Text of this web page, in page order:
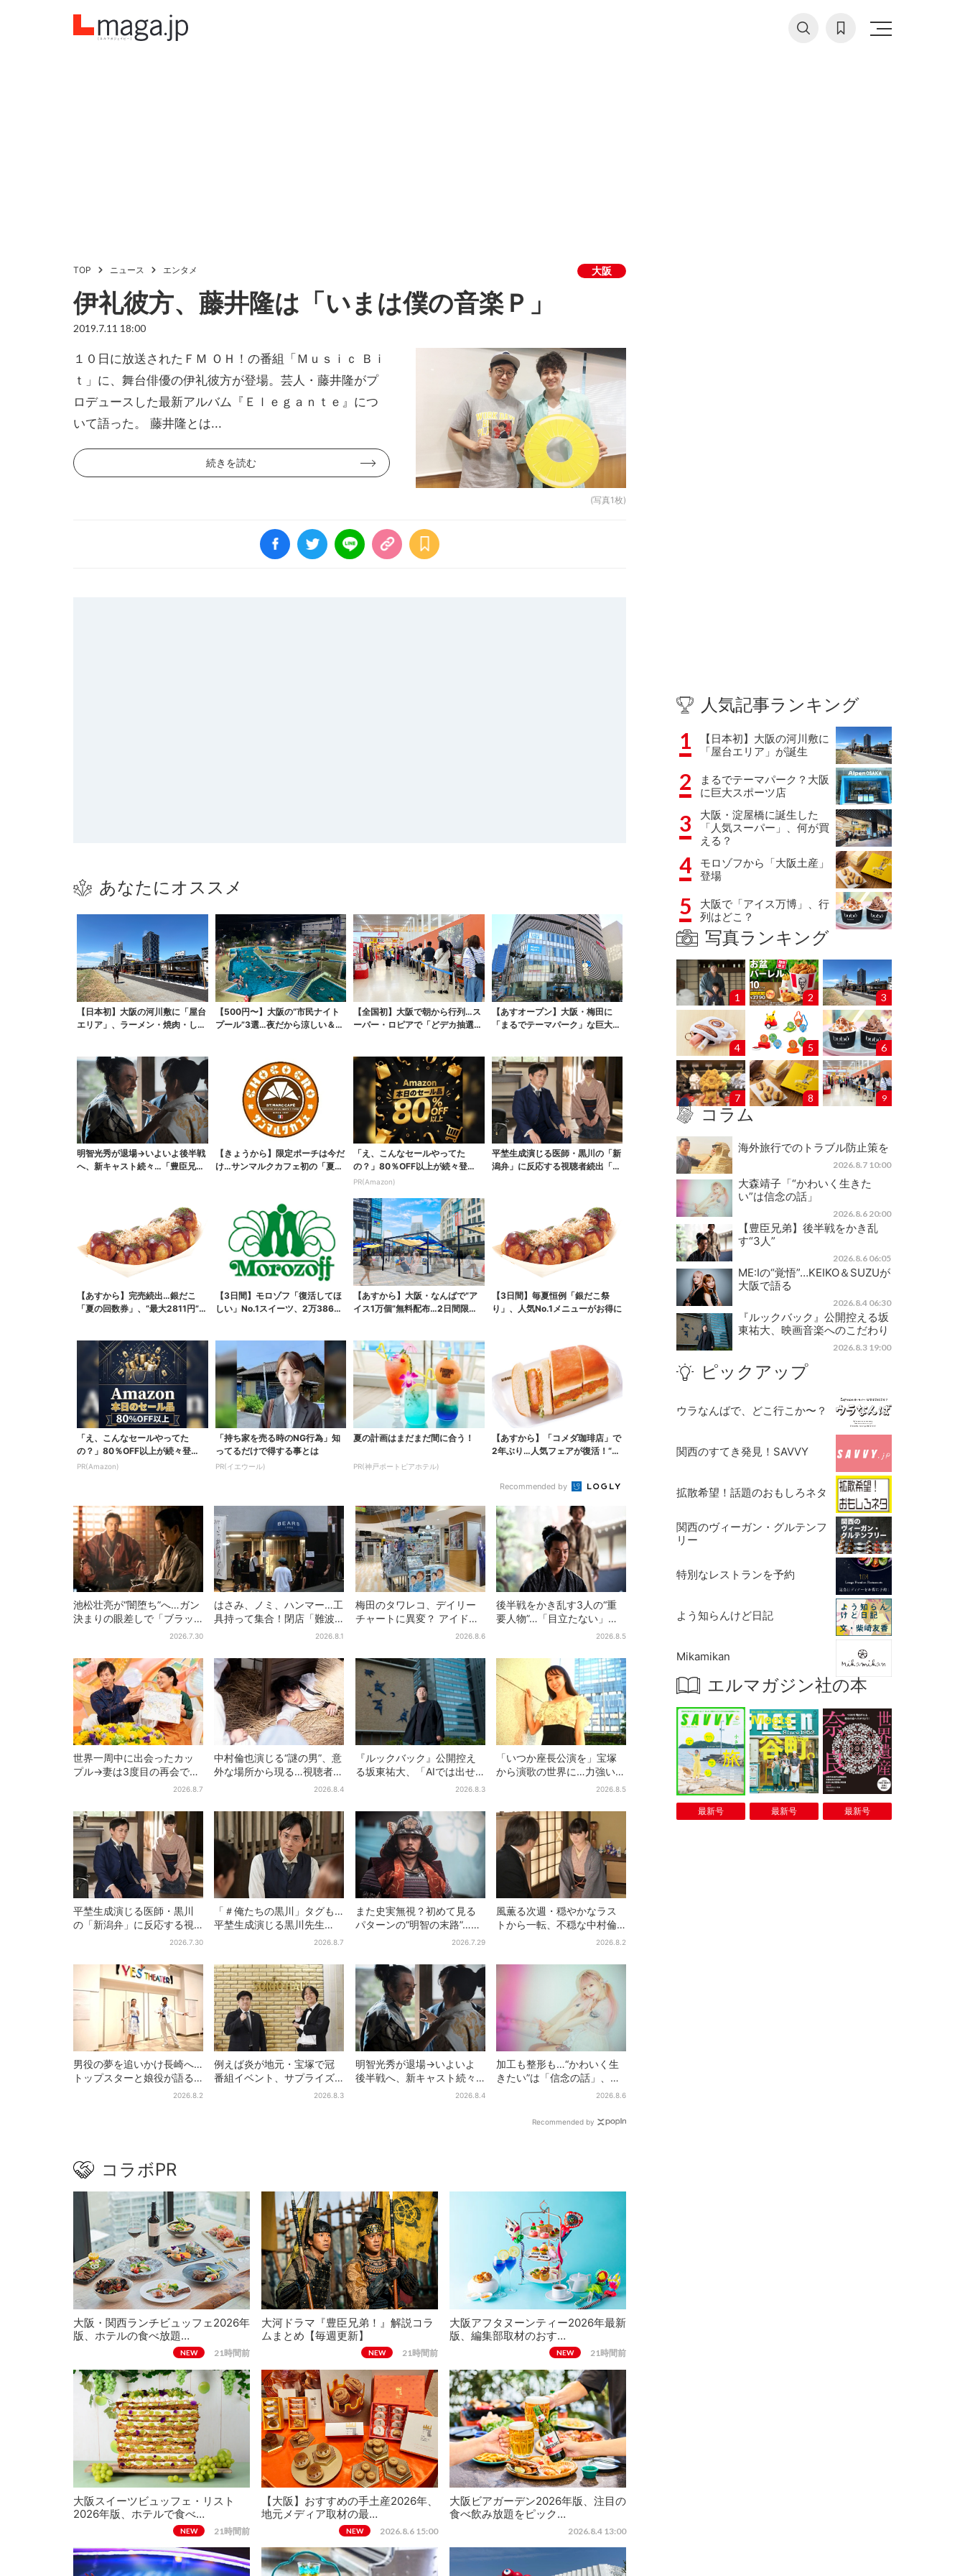
TOP ニュース エンタメ 大阪
伊礼彼方、藤井隆は「いまは僕の音楽Ｐ」
2019.7.11 18:00
(写真1枚)
１０日に放送されたＦＭ ＯＨ！の番組「Ｍｕｓｉｃ Ｂｉ
ｔ」に、舞台俳優の伊礼彼方が登場。芸人・藤井隆がプ
ロデュースした最新アルバム『Ｅｌｅｇａｎｔｅ』につ
いて語った。 藤井隆とは...
続きを読む
あなたにオススメ
【日本初】大阪の河川敷に「屋台
エリア」、ラーメン・焼肉・しゃ
【500円〜】大阪の“市民ナイト
プール”3選…夜だから涼しい＆コ
【全国初】大阪で朝から行列…ス
ーパー・ロピアで「どデカ抽選
【あすオープン】大阪・梅田に
「まるでテーマパーク」な巨大ス
明智光秀が退場→いよいよ後半戦
へ、新キャスト続々…「豊臣兄
【きょうから】限定ポーチは今だ
け…サンマルクカフェ初の「夏福
「え、こんなセールやってた
の？」80％OFF以上が続々登
場！Amazonの本気が...
PR(Amazon)
平埜生成演じる医師・黒川の「新
潟弁」に反応する視聴者続出「グ
【あすから】完売続出…銀だこ
「夏の回数券」、“最大2811円”お
【3日間】モロゾフ「復活してほ
しい」No.1スイーツ、2万3865
【あすから】大阪・なんばで“ア
イス1万個”無料配布…2日間限定
【3日間】毎夏恒例「銀だこ祭
り」、人気No.1メニューがお得に
「え、こんなセールやってた
の？」80％OFF以上が続々登
場！Amazonの本気が...
PR(Amazon)
「持ち家を売る時のNG行為」知
ってるだけで得する事とは
PR(イエウール)
夏の計画はまだまだ間に合う！
PR(神戸ポートピアホテル)
【あすから】「コメダ珈琲店」で
2年ぶり…人気フェアが復活！“ハ
Recommended by
池松壮亮が“闇堕ち”へ…ガン
決まりの眼差しで「ブラッ
ク秀吉がログイン」【豊臣
2026.7.30
はさみ、ノミ、ハンマー…工
具持って集合！閉店「難波
ベアーズ」最終日400人超…
い」
2026.8.1
梅田のタワレコ、デイリー
チャートに異変？ アイドル
に混じり“マユリカ”が1位
は
2026.8.6
後半戦をかき乱す3人の“重
要人物”…「目立たない」主
人公・仲野太賀も、モブキ
2026.8.5
世界一周中に出会ったカッ
プル→妻は3度目の再会で
「夫の顔の良さを認識」ジ
2026.8.7
中村倫也演じる“謎の男”、意
外な場所から現る…視聴者歓
喜「こんな登場シーンと2026.8.4
『ルックバック』公開控え
る坂東祐大、「AIでは出せ
ない質感がある」映画音楽
2026.8.3
「いつか座長公演を」宝塚
から演歌の世界に…力強いコ
ブシで聴かせる有沙瞳の目
2026.8.5
平埜生成演じる医師・黒川
の「新潟弁」に反応する視
聴者続出「グッときた」2026.7.30
「＃俺たちの黒川」タグも…
平埜生成演じる黒川先生
の“退場”にSNS悲鳴「もっと
2026.8.7
また史実無視？初めて見る
パターンの“明智の末路”…実
は、ありえなくもない！？
2026.7.29
風薫る次週・穏やかなラス
トから一転、不穏な中村倫
也の登場に視聴者期待「い
2026.8.2
男役の夢を追いかけ長崎へ…
トップスターと娘役が語る
「ハウステンボス歌劇団」
2026.8.2
例えば炎が地元・宝塚で冠
番組イベント、サプライズ
に会場騒然「まさか本人が
2026.8.3
明智光秀が退場→いよいよ
後半戦へ、新キャスト続々…
「豊臣兄弟！」振り返り＆
2026.8.4
加工も整形も…“かわいく生
きたい”は「信念の話」、大
森靖子が新作に込めた思い
2026.8.6
Recommended by
コラボPR
大阪・関西ランチビュッフェ2026年
版、ホテルの食べ放題…
NEW 21時間前
大河ドラマ『豊臣兄弟！』解説コラ
ムまとめ【毎週更新】
NEW 21時間前
大阪アフタヌーンティー2026年最新
版、編集部取材のおす…
NEW 21時間前
大阪スイーツビュッフェ・リスト
2026年版、ホテルで食べ…
NEW 21時間前
【大阪】おすすめの手土産2026年、
地元メディア取材の最…
NEW 2026.8.6 15:00
大阪ビアガーデン2026年版、注目の
食べ飲み放題をピック…
2026.8.4 13:00
人気記事ランキング
1
【日本初】大阪の河川敷に
「屋台エリア」が誕生
2
まるでテーマパーク？大阪
に巨大スポーツ店
3
大阪・淀屋橋に誕生した
「人気スーパー」、何が買
える？
4
モロゾフから「大阪土産」
登場
5
大阪で「アイス万博」、行
列はどこ？
写真ランキング
1 2 3
4 5 6
7 8 9
コラム
海外旅行でのトラブル防止策を
2026.8.7 10:00
大森靖子「“かわいく生きた
い”は信念の話」
2026.8.6 20:00
【豊臣兄弟】後半戦をかき乱
す“3人”
2026.8.6 06:05
ME:Iの“覚悟”…KEIKO＆SUZUが
大阪で語る
2026.8.4 06:30
『ルックバック』公開控える坂
東祐大、映画音楽へのこだわり
2026.8.3 19:00
ピックアップ
ウラなんばで、どこ行こか〜？
関西のすてき発見！SAVVY
拡散希望！話題のおもしろネタ
関西のヴィーガン・グルテンフ
リー
特別なレストランを予約
よう知らんけど日記
Mikamikan
エルマガジン社の本
最新号 最新号 最新号